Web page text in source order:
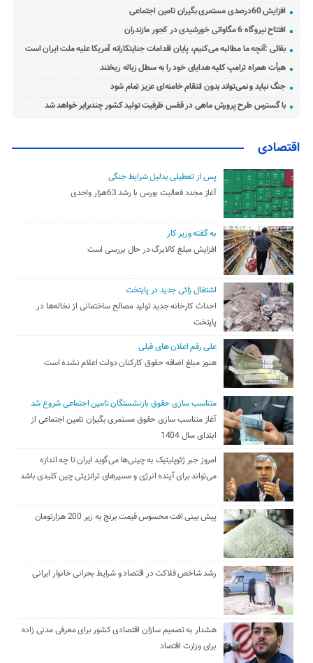
افزایش 60درصدی مستمری بگیران تامین اجتماعی
افتتاح نیروگاه 6 مگاواتی خورشیدی در کجور مازندران
بقائی :آنچه ما مطالبه می‌کنیم، پایان اقدامات جنایتکارانه آمریکا علیه ملت ایران است
هیأت همراه ترامپ کلیه هدایای خود را به سطل زباله ریختند
جنگ نباید و نمی‌تواند بدون انتقام خامنه‌ای عزیز تمام شود
با گسترس طرح پرورش ماهی در قفس ظرفیت تولید کشور چندبرابر خواهد شد
اقتصادی
پس از تعطیلی بدلیل شرایط جنگی
آغاز مجدد فعالیت بورس با رشد 63هزار واحدی
به گفته وزیر کار
افزایش مبلغ کالابرگ در حال بررسی است
اشتغال زائی جدید در پایتخت
احداث کارخانه جدید تولید مصالح ساختمانی از نخاله‌ها در
پایتخت
علی رقم اعلان های قبلی
هنوز مبلغ اضافه حقوق کارکنان دولت اعلام نشده است
متناسب سازی حقوق بازنشستگان تامین اجتماعی شروع شد
آغاز متناسب سازی حقوق مستمری بگیران تامین اجتماعی از
ابتدای سال 1404
امروز جبر ژئوپلیتیک به چینی‌ها می‌گوید ایران تا چه اندازه
می‌تواند برای آینده انرژی و مسیرهای ترانزیتی چین کلیدی باشد
پیش بینی افت محسوس قیمت برنج به زیر 200 هزارتومان
رشد شاخص فلاکت در اقتصاد و شرایط بحرانی خانوار ایرانی
هشدار به تصمیم سازان اقتصادی کشور برای معرفی مدنی زاده
برای وزارت اقتصاد